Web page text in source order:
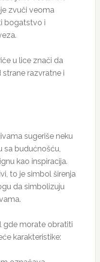
zvuči veoma
bogatstvo i
u lice znači da
razvratne i
sugeriše neku
sa budućnošću,
kao inspiracija.
to je simbol širenja
da simbolizuju
gde morate obratiti
karakteristike: